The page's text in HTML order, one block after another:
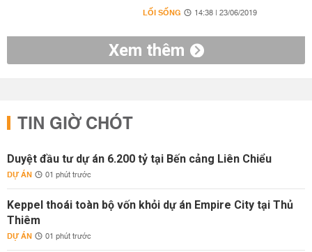
LỐI SỐNG 14:38 | 23/06/2019
Xem thêm
TIN GIỜ CHÓT
Duyệt đầu tư dự án 6.200 tỷ tại Bến cảng Liên Chiểu
DỰ ÁN 01 phút trước
Keppel thoái toàn bộ vốn khỏi dự án Empire City tại Thủ
Thiêm
DỰ ÁN 01 phút trước